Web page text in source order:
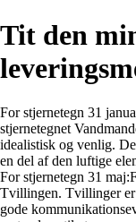
Tit den
For stjernetegn 31
stjernetegnet
idealistisk og venlig.
en del af den luftige
For stjernetegn 31
Tvillingen. Tvillinger er
gode